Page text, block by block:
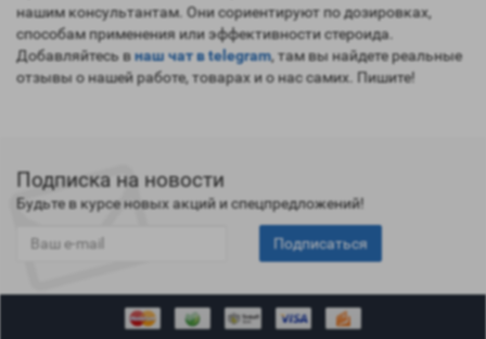
нашим консультантам. Они сориентируют по дозировках,
способам применения или эффективности стероида.
Добавляйтесь внаш чат в telegram, там вы найдете реальные
отзывы о нашей работе, товарах и о нас самих. Пишите!
Подписка на новости
Будьте в курсе новых акций и спецпредложений!
Подписаться